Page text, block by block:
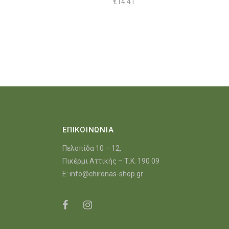
ΕΠΙΚΟΙΝΩΝΙΑ
Πελοπίδα 10 – 12,
Πικέρμι Αττικής – Τ.Κ. 190 09
E: info@chironas-shop.gr